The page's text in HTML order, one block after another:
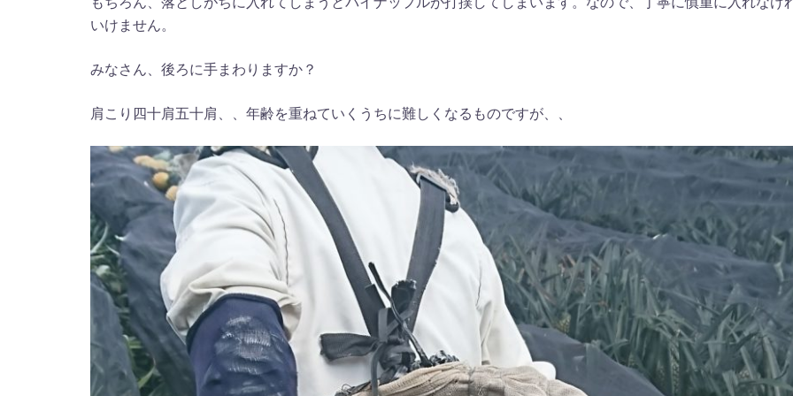
いけません。
みなさん、後ろに手まわりますか？
肩こり四十肩五十肩、、年齢を重ねていくうちに難しくなるものですが、、